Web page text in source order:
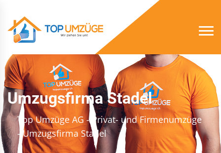
Umzugsfirma Stadel
Top Umzüge AG - Privat- und Firmenumzüge
- Umzugsfirma Stadel